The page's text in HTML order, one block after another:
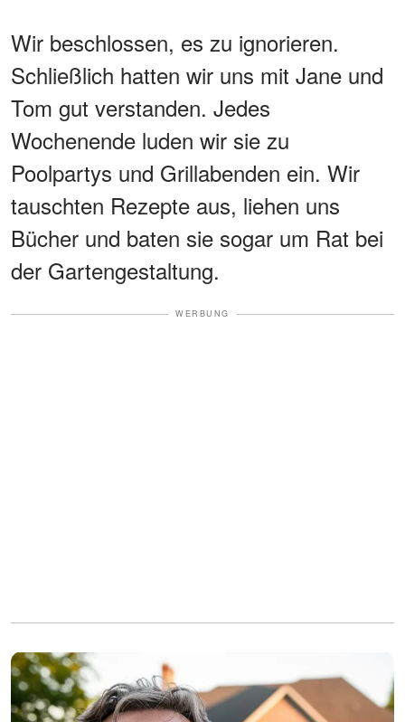
Wir beschlossen, es zu ignorieren.
Schließlich hatten wir uns mit Jane und
Tom gut verstanden. Jedes
Wochenende luden wir sie zu
Poolpartys und Grillabenden ein. Wir
tauschten Rezepte aus, liehen uns
Bücher und baten sie sogar um Rat bei
der Gartengestaltung.
WERBUNG